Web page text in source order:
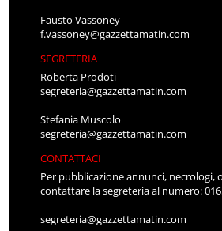
Fausto Vassoney
f.vassoney@gazzettamatin.com
SEGRETERIA
Roberta Prodoti
segreteria@gazzettamatin.com
Stefania Muscolo
segreteria@gazzettamatin.com
CONTATTACI
Per pubblicazione annunci, necrologi,
contattare la segreteria al numero:
segreteria@gazzettamatin.com